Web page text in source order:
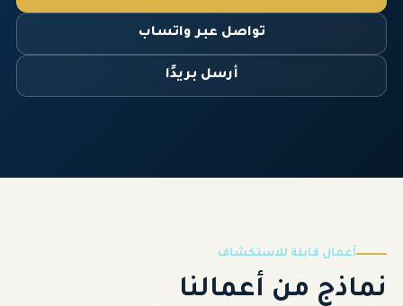
تواصل عبر واتساب
أرسل بريدًا
أعمال قابلة للاستكشاف
نماذج من أعمالنا